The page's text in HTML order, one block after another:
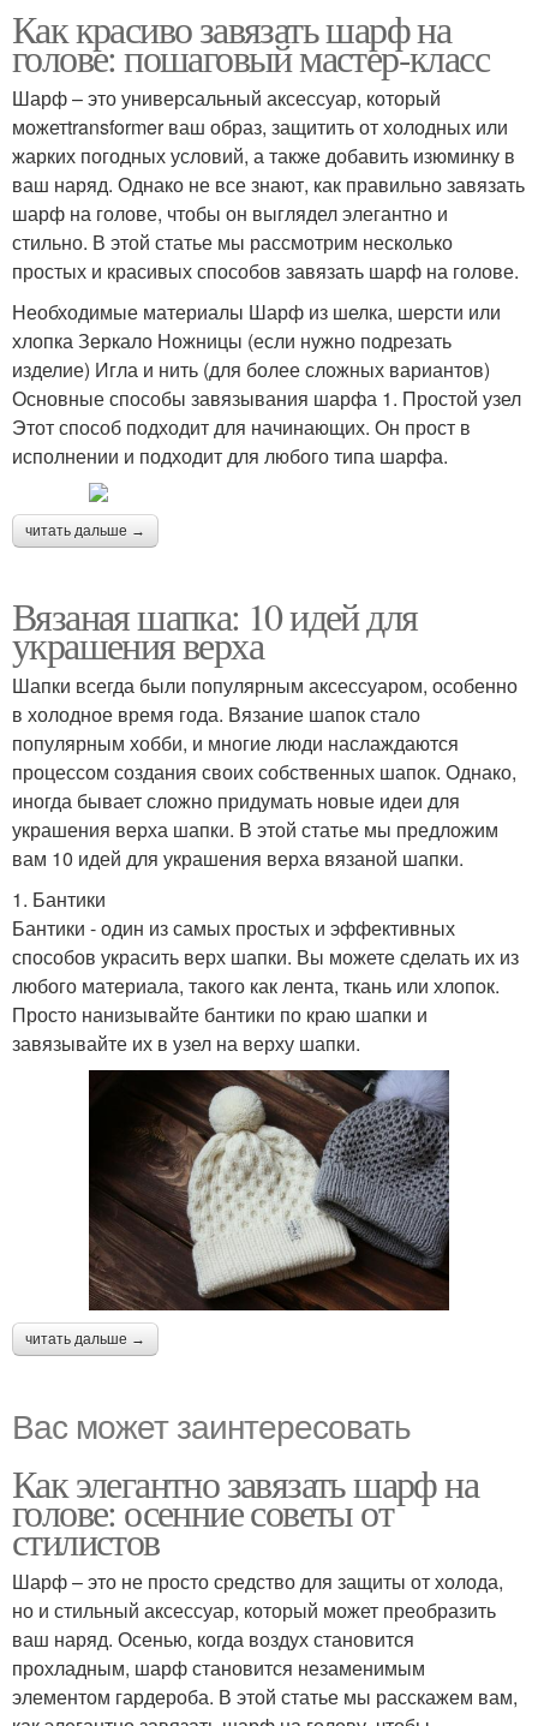
Как красиво завязать шарф на
голове: пошаговый мастер-класс
Шарф – это универсальный аксессуар, который
можетtransformer ваш образ, защитить от холодных или
жарких погодных условий, а также добавить изюминку в
ваш наряд. Однако не все знают, как правильно завязать
шарф на голове, чтобы он выглядел элегантно и
стильно. В этой статье мы рассмотрим несколько
простых и красивых способов завязать шарф на голове.
Необходимые материалы Шарф из шелка, шерсти или
хлопка Зеркало Ножницы (если нужно подрезать
изделие) Игла и нить (для более сложных вариантов)
Основные способы завязывания шарфа 1. Простой узел
Этот способ подходит для начинающих. Он прост в
исполнении и подходит для любого типа шарфа.
читать дальше →
Вязаная шапка: 10 идей для
украшения верха
Шапки всегда были популярным аксессуаром, особенно
в холодное время года. Вязание шапок стало
популярным хобби, и многие люди наслаждаются
процессом создания своих собственных шапок. Однако,
иногда бывает сложно придумать новые идеи для
украшения верха шапки. В этой статье мы предложим
вам 10 идей для украшения верха вязаной шапки.
1. Бантики
Бантики - один из самых простых и эффективных
способов украсить верх шапки. Вы можете сделать их из
любого материала, такого как лента, ткань или хлопок.
Просто нанизывайте бантики по краю шапки и
завязывайте их в узел на верху шапки.
читать дальше →
Вас может заинтересовать
Как элегантно завязать шарф на
голове: осенние советы от
стилистов
Шарф – это не просто средство для защиты от холода,
но и стильный аксессуар, который может преобразить
ваш наряд. Осенью, когда воздух становится
прохладным, шарф становится незаменимым
элементом гардероба. В этой статье мы расскажем вам,